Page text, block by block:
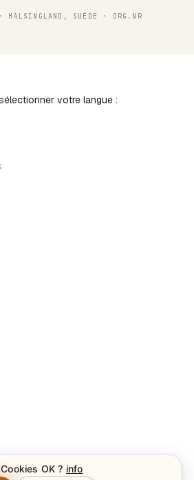
HÄLSINGLAND, SUÈDE · ORG.NR
votre langue :
Cookies OK ? info